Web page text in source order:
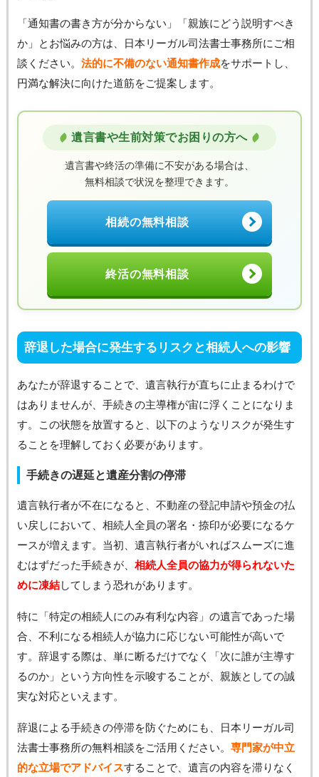
「通知書の書き方が分からない」「親族にどう説明すべき
か」とお悩みの方は、日本リーガル司法書士事務所にご相
談ください。 法的に不備のない通知書作成をサポートし、
円満な解決に向けた道筋をご提案します。
遺言書や生前対策でお困りの方へ
遺言書や終活の準備に不安がある場合は、
無料相談で状況を整理できます。
相続の無料相談
終活の無料相談
辞退した場合に発生するリスクと相続人への影響
あなたが辞退することで、遺言執行が直ちに止まるわけで
はありませんが、手続きの主導権が宙に浮くことになりま
す。この状態を放置すると、以下のようなリスクが発生す
ることを理解しておく必要があります。
手続きの遅延と遺産分割の停滞
遺言執行者が不在になると、不動産の登記申請や預金の払
い戻しにおいて、相続人全員の署名・捺印が必要になるケ
ースが増えます。当初、遺言執行者がいればスムーズに進
むはずだった手続きが、 相続人全員の協力が得られないた
めに凍結してしまう恐れがあります。
特に「特定の相続人にのみ有利な内容」の遺言であった場
合、不利になる相続人が協力に応じない可能性が高いで
す。辞退する際は、単に断るだけでなく「次に誰が主導す
るのか」という方向性を示唆することが、親族としての誠
実な対応といえます。
辞退による手続きの停滞を防ぐためにも、日本リーガル司
法書士事務所の無料相談をご活用ください。 専門家が中立
的な立場でアドバイスすることで、遺言の内容を滞りなく